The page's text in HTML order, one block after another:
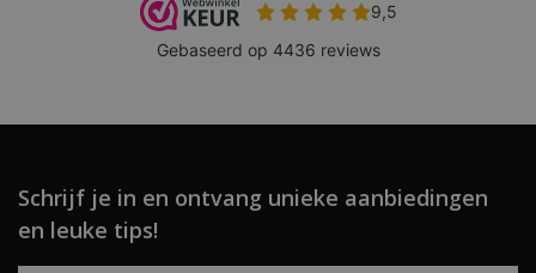
Schrijf je in en ontvang unieke aanbiedingen
en leuke tips!